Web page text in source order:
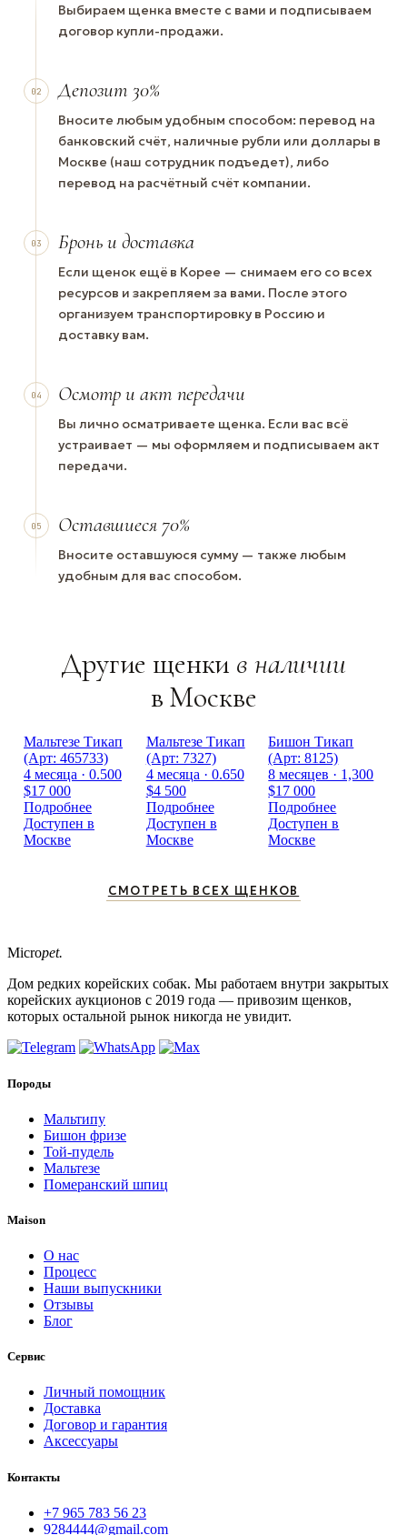
Выбираем щенка вместе с вами и подписываем
договор купли-продажи.
02 Депозит 30%
Вносите любым удобным способом: перевод на
банковский счёт, наличные рубли или доллары в
Москве (наш сотрудник подъедет), либо
перевод на расчётный счёт компании.
03 Бронь и доставка
Если щенок ещё в Корее — снимаем его со всех
ресурсов и закрепляем за вами. После этого
организуем транспортировку в Россию и
доставку вам.
04 Осмотр и акт передачи
Вы лично осматриваете щенка. Если вас всё
устраивает — мы оформляем и подписываем акт
передачи.
05 Оставшиеся 70%
Вносите оставшуюся сумму — также любым
удобным для вас способом.
Другие щенки в наличии
в Москве
Мальтезе Тикап
(Арт: 465733)
4 месяца · 0.500
$17 000
Подробнее
Доступен в
Москве
Мальтезе Тикап
(Арт: 7327)
4 месяца · 0.650
$4 500
Подробнее
Доступен в
Москве
Бишон Тикап
(Арт: 8125)
8 месяцев · 1,300
$17 000
Подробнее
Доступен в
Москве
СМОТРЕТЬ ВСЕХ ЩЕНКОВ
Micropet.
Дом редких корейских собак. Мы работаем внутри закрытых
корейских аукционов с 2019 года — привозим щенков,
которых остальной рынок никогда не увидит.
Породы
Мальтипу
Бишон фризе
Той-пудель
Мальтезе
Померанский шпиц
Maison
О нас
Процесс
Наши выпускники
Отзывы
Блог
Сервис
Личный помощник
Доставка
Договор и гарантия
Аксессуары
Контакты
+7 965 783 56 23
9284444@gmail.com